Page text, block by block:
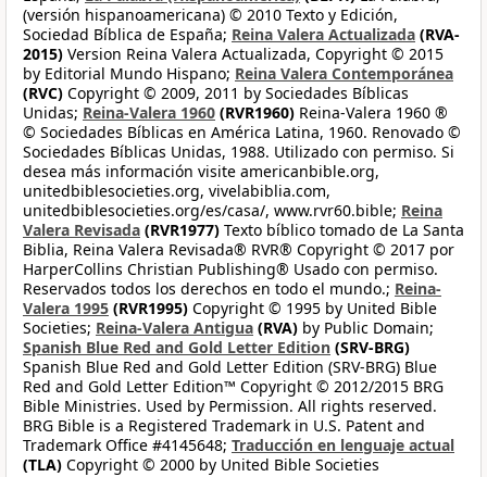
(versión hispanoamericana) © 2010 Texto y Edición,
Sociedad Bíblica de España; Reina Valera Actualizada (RVA-
2015) Version Reina Valera Actualizada, Copyright © 2015
by Editorial Mundo Hispano; Reina Valera Contemporánea
(RVC) Copyright © 2009, 2011 by Sociedades Bíblicas
Unidas; Reina-Valera 1960 (RVR1960) Reina-Valera 1960 ®
© Sociedades Bíblicas en América Latina, 1960. Renovado ©
Sociedades Bíblicas Unidas, 1988. Utilizado con permiso. Si
desea más información visite americanbible.org,
unitedbiblesocieties.org, vivelabiblia.com,
unitedbiblesocieties.org/es/casa/, www.rvr60.bible; Reina
Valera Revisada (RVR1977) Texto bíblico tomado de La Santa
Biblia, Reina Valera Revisada® RVR® Copyright © 2017 por
HarperCollins Christian Publishing® Usado con permiso.
Reservados todos los derechos en todo el mundo.; Reina-
Valera 1995 (RVR1995) Copyright © 1995 by United Bible
Societies; Reina-Valera Antigua (RVA) by Public Domain;
Spanish Blue Red and Gold Letter Edition (SRV-BRG)
Spanish Blue Red and Gold Letter Edition (SRV-BRG) Blue
Red and Gold Letter Edition™ Copyright © 2012/2015 BRG
Bible Ministries. Used by Permission. All rights reserved.
BRG Bible is a Registered Trademark in U.S. Patent and
Trademark Office #4145648; Traducción en lenguaje actual
(TLA) Copyright © 2000 by United Bible Societies